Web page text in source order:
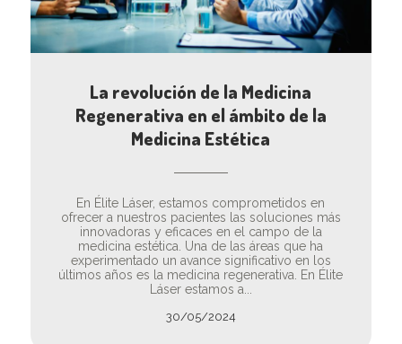
La revolución de la Medicina
Regenerativa en el ámbito de la
Medicina Estética
En Élite Láser, estamos comprometidos en
ofrecer a nuestros pacientes las soluciones más
innovadoras y eficaces en el campo de la
medicina estética. Una de las áreas que ha
experimentado un avance significativo en los
últimos años es la medicina regenerativa. En Élite
Láser estamos a...
30/05/2024